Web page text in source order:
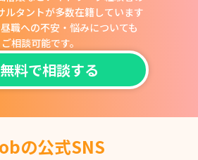
ルタントが多数在籍しています
職への不安・悩みについても
ご相談可能です。
無料で相談する
の公式SNS